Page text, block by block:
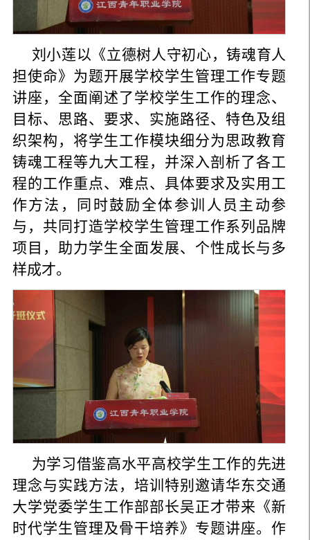
刘小莲以《立德树人守初心，铸魂育人
担使命》为题开展学校学生管理工作专题
讲座，全面阐述了学校学生工作的理念、
目标、思路、要求、实施路径、特色及组
织架构，将学生工作模块细分为思政教育
铸魂工程等九大工程，并深入剖析了各工
程的工作重点、难点、具体要求及实用工
作方法，同时鼓励全体参训人员主动参
与，共同打造学校学生管理工作系列品牌
项目，助力学生全面发展、个性成长与多
样成才。
为学习借鉴高水平高校学生工作的先进
理念与实践方法，培训特别邀请华东交通
大学党委学生工作部部长吴正才带来《新
时代学生管理及骨干培养》专题讲座。作